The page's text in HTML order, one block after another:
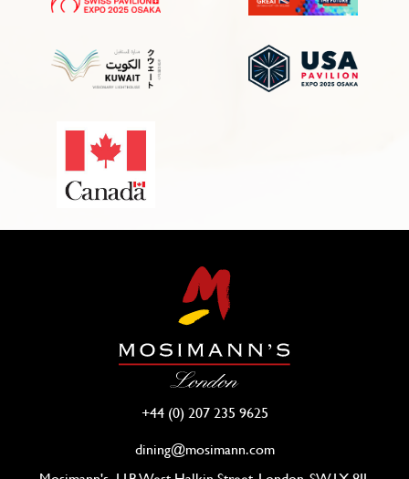
+44 (0) 207 235 9625
dining@mosimann.com